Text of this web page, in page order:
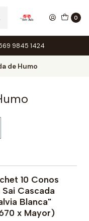
0
9845 1424
de Humo
10 Conos
Sai Cascada
Blanca"
x Mayor)